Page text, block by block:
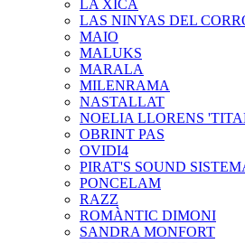
LA XICA
LAS NINYAS DEL
MAIO
MALUKS
MARALA
MILENRAMA
NASTALLAT
NOELIA LLORENS
OBRINT PAS
OVIDI4
PIRAT'S SOUND
PONCELAM
RAZZ
ROMÀNTIC DIMONI
SANDRA MONFORT